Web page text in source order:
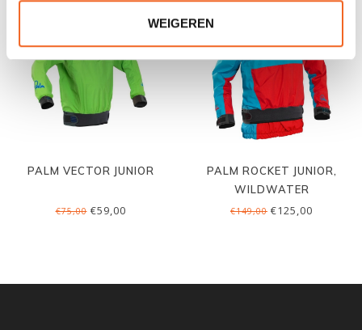
WEIGEREN
PALM VECTOR JUNIOR
€75,00€59,00
PALM ROCKET JUNIOR,
WILDWATER
€149,00 €125,00